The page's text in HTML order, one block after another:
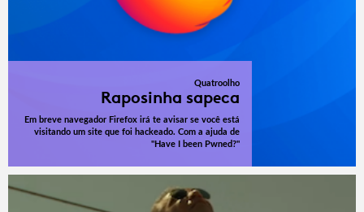
Quatroolho
Raposinha sapeca
Em breve navegador Firefox irá te avisar se você está
visitando um site que foi hackeado. Com a ajuda de
"Have I been Pwned?"